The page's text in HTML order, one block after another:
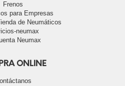
Frenos
para Empresas
de Neumáticos
neumax
Neumax
ONLINE